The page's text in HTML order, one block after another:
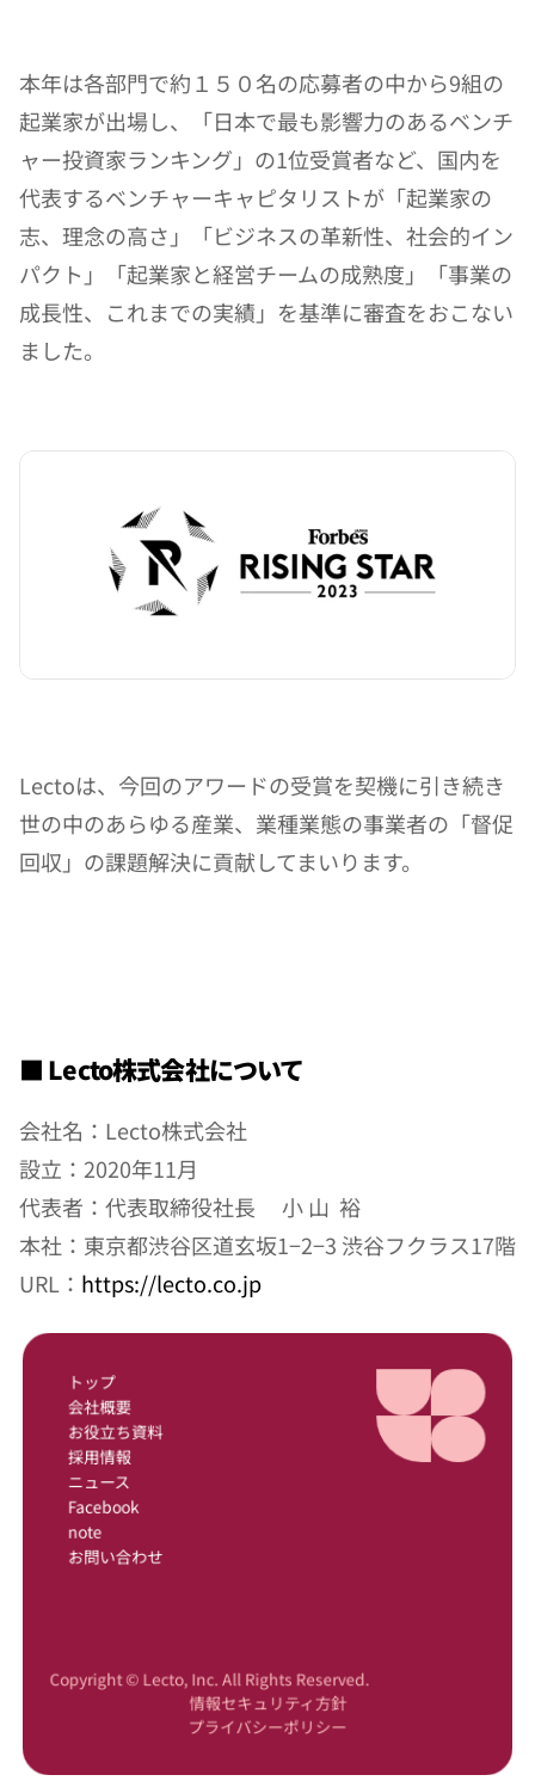
本年は各部門で約１５０名の応募者の中から9組の
起業家が出場し、「日本で最も影響力のあるベンチ
ャー投資家ランキング」の1位受賞者など、国内を
代表するベンチャーキャピタリストが「起業家の
志、理念の高さ」「ビジネスの革新性、社会的イン
パクト」「起業家と経営チームの成熟度」「事業の
成長性、これまでの実績」を基準に審査をおこない
ました。
Lectoは、今回のアワードの受賞を契機に引き続き
世の中のあらゆる産業、業種業態の事業者の「督促
回収」の課題解決に貢献してまいります。
■ Lecto株式会社について
会社名：Lecto株式会社
設立：2020年11月
代表者：代表取締役社長　 小 山  裕
本社：東京都渋谷区道玄坂1−2−3 渋谷フクラス17階
URL： https://lecto.co.jp
トップ
会社概要
お役立ち資料
採用情報
ニュース
Facebook
note
お問い合わせ
Copyright © Lecto, Inc. All Rights Reserved.
情報セキュリティ方針
プライバシーポリシー